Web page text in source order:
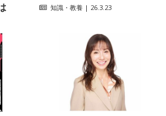
知識・教養 | 26.3.23